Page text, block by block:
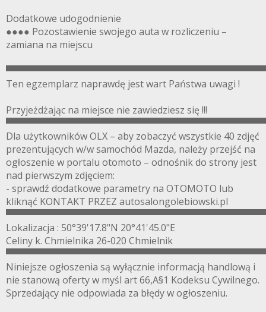
Dodatkowe udogodnienie
●●●● Pozostawienie swojego auta w rozliczeniu –
zamiana na miejscu
Ten egzemplarz naprawdę jest wart Państwa uwagi !
Przyjeżdżając na miejsce nie zawiedziesz się !!!
Dla użytkowników OLX – aby zobaczyć wszystkie 40 zdjęć
prezentujących w/w samochód Mazda, należy przejść na
ogłoszenie w portalu otomoto – odnośnik do strony jest
nad pierwszym zdjęciem:
- sprawdź dodatkowe parametry na OTOMOTO lub
kliknąć KONTAKT PRZEZ autosalongolebiowski.pl
Lokalizacja : 50°39'17.8"N 20°41'45.0"E
Celiny k. Chmielnika 26-020 Chmielnik
Niniejsze ogłoszenia są wyłącznie informacją handlową i
nie stanową oferty w myśl art 66,A§1 Kodeksu Cywilnego.
Sprzedający nie odpowiada za błędy w ogłoszeniu.